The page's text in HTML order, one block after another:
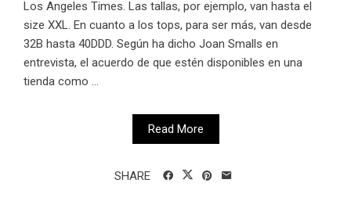
Los Angeles Times. Las tallas, por ejemplo, van hasta el
size XXL. En cuanto a los tops, para ser más, van desde
32B hasta 40DDD. Según ha dicho Joan Smalls en
entrevista, el acuerdo de que estén disponibles en una
tienda como ...
Read More
SHARE